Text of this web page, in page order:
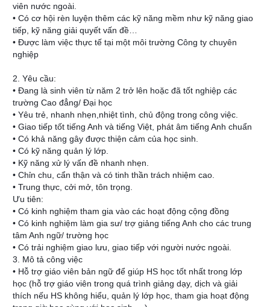
viên nước ngoài.
• Có cơ hội rèn luyện thêm các kỹ năng mềm như kỹ năng giao
tiếp, kỹ năng giải quyết vấn đề…
• Được làm việc thực tế tại một môi trường Công ty chuyên
nghiệp
2. Yêu cầu:
• Đang là sinh viên từ năm 2 trở lên hoặc đã tốt nghiệp các
trường Cao đẳng/ Đại học
• Yêu trẻ, nhanh nhẹn,nhiệt tình, chủ động trong công việc.
• Giao tiếp tốt tiếng Anh và tiếng Việt, phát âm tiếng Anh chuẩn
• Có khả năng gây được thiện cảm của học sinh.
• Có kỹ năng quản lý lớp.
• Kỹ năng xử lý vấn đề nhanh nhẹn.
• Chỉn chu, cẩn thận và có tinh thần trách nhiệm cao.
• Trung thực, cởi mở, tôn trọng.
Ưu tiên:
• Có kinh nghiệm tham gia vào các hoạt động cộng đồng
• Có kinh nghiệm làm gia sư/ trợ giảng tiếng Anh cho các trung
tâm Anh ngữ/ trường học
• Có trải nghiệm giao lưu, giao tiếp với người nước ngoài.
3. Mô tả công việc
• Hỗ trợ giáo viên bản ngữ để giúp HS học tốt nhất trong lớp
học (hỗ trợ giáo viên trong quá trình giảng dạy, dịch và giải
thích nếu HS không hiểu, quản lý lớp học, tham gia hoạt động